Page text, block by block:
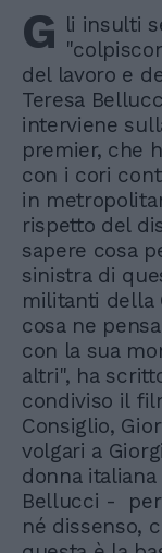
G li insulti
del lavoro e
Teresa
interviene
premier, che
con i cori
in
rispetto del
sapere cosa
sinistra di
militanti della
cosa ne
con la sua
altri", ha
condiviso il
Consiglio,
volgari a
donna
Bellucci -
né dissenso,